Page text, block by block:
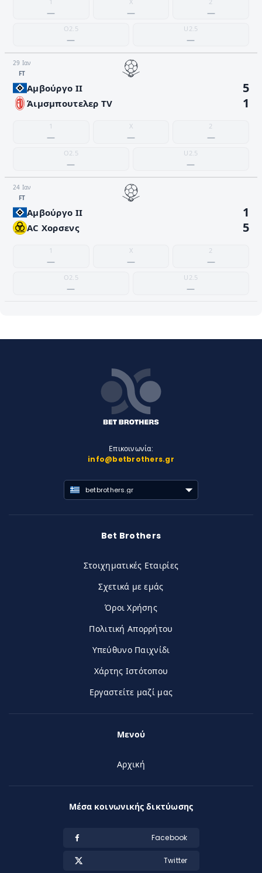
— — —
O2.5
—
U2.5
—
29 Ιαν
FΤ
Αμβούργο II 5
Άιμσμπουτελερ TV 1
1
—
X
—
2
—
O2.5
—
U2.5
—
24 Ιαν
FΤ
Αμβούργο II 1
AC Χορσενς 5
1
—
X
—
2
—
O2.5
—
U2.5
—
Επικοινωνία:
info@betbrothers.gr
betbrothers.gr
Bet Brothers
Στοιχηματικές Εταιρίες
Σχετικά με εμάς
Όροι Χρήσης
Πολιτική Απορρήτου
Υπεύθυνο Παιχνίδι
Χάρτης Ιστότοπου
Εργαστείτε μαζί μας
Μενού
Αρχική
Μέσα κοινωνικής δικτύωσης
Facebook
Twitter